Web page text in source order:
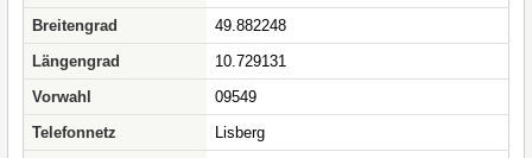
Breitengrad
49.882248
Längengrad
10.729131
Vorwahl
09549
Telefonnetz
Lisberg